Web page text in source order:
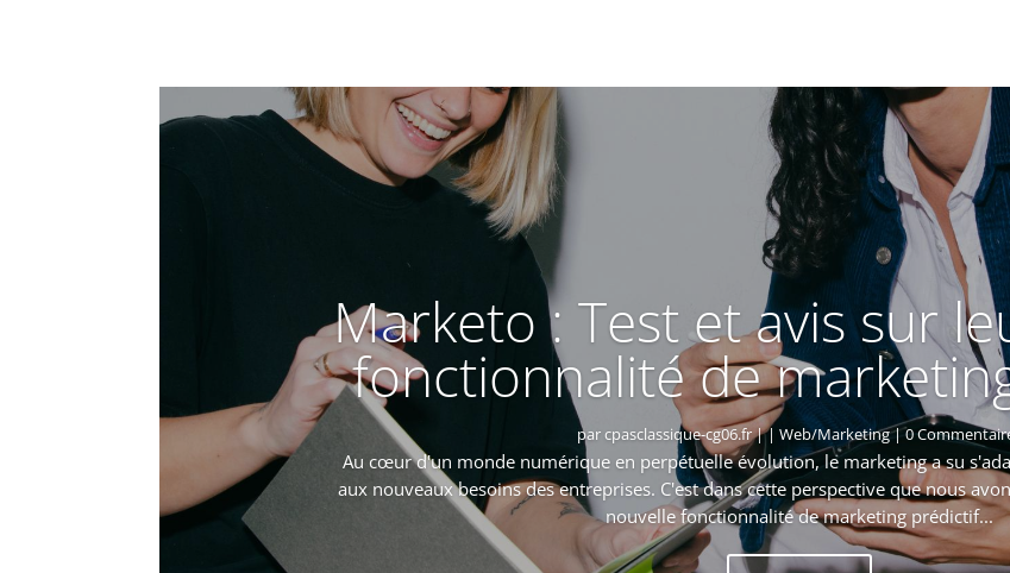
Marketo : Test et avis sur
fonctionnalité de
parcpasclassique-cg06.fr|| Web/Marketing| 0
Au cœur d'un monde numérique en perpétuelle évolution, le marketing a su
aux nouveaux besoins des entreprises. C'est dans cette perspective que nous
nouvelle fonctionnalité de marketing prédictif...